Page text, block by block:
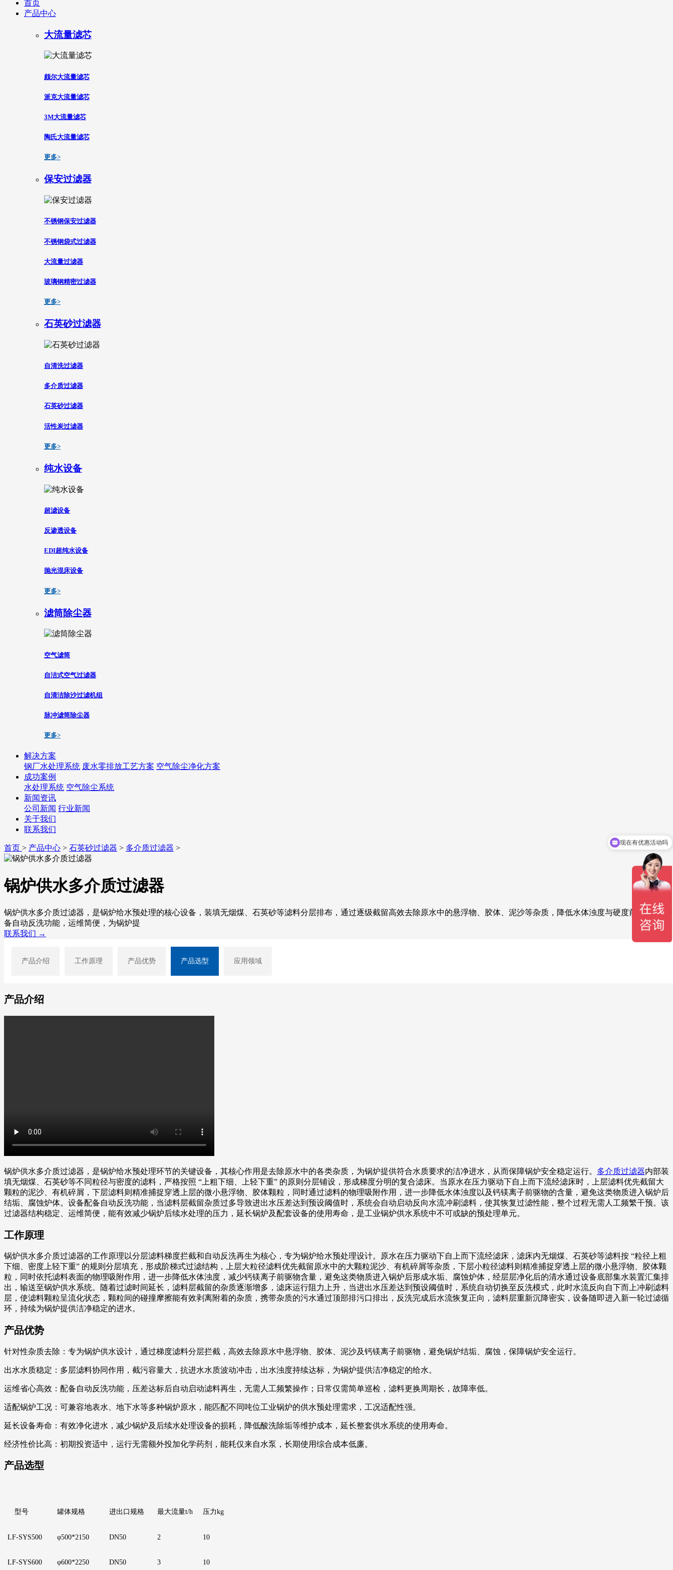
首页
产品中心
大流量滤芯
颇尔大流量滤芯
派克大流量滤芯
3M大流量滤芯
陶氏大流量滤芯
更多>
保安过滤器
不锈钢保安过滤器
不锈钢袋式过滤器
大流量过滤器
玻璃钢精密过滤器
更多>
石英砂过滤器
自清洗过滤器
多介质过滤器
石英砂过滤器
活性炭过滤器
更多>
纯水设备
超滤设备
反渗透设备
EDI超纯水设备
抛光混床设备
更多>
滤筒除尘器
空气滤筒
自洁式空气过滤器
自清洁除沙过滤机组
脉冲滤筒除尘器
更多>
解决方案
钢厂水处理系统 废水零排放工艺方案 空气除尘净化方案
成功案例
水处理系统 空气除尘系统
新闻资讯
公司新闻 行业新闻
关于我们
联系我们
首页 > 产品中心 > 石英砂过滤器 > 多介质过滤器 >
锅炉供水多介质过滤器
锅炉供水多介质过滤器，是锅炉给水预处理的核心设备，装填无烟煤、石英砂等滤料分层排布，通过逐级截留高效去除原水中的悬浮物、胶体、泥沙等杂质，降低水体浊度与硬度前驱物，配
备自动反洗功能，运维简便，为锅炉提
联系我们 →
产品介绍 工作原理 产品优势 产品选型 应用领域
产品介绍
锅炉供水多介质过滤器，是锅炉给水预处理环节的关键设备，其核心作用是去除原水中的各类杂质，为锅炉提供符合水质要求的洁净进水，从而保障锅炉安全稳定运行。 多介质过滤器内部装
填无烟煤、石英砂等不同粒径与密度的滤料，严格按照 “上粗下细、上轻下重” 的原则分层铺设，形成梯度分明的复合滤床。当原水在压力驱动下自上而下流经滤床时，上层滤料优先截留大
颗粒的泥沙、有机碎屑，下层滤料则精准捕捉穿透上层的微小悬浮物、胶体颗粒，同时通过滤料的物理吸附作用，进一步降低水体浊度以及钙镁离子前驱物的含量，避免这类物质进入锅炉后
结垢、腐蚀炉体。设备配备自动反洗功能，当滤料层截留杂质过多导致进出水压差达到预设阈值时，系统会自动启动反向水流冲刷滤料，使其恢复过滤性能，整个过程无需人工频繁干预。该
过滤器结构稳定、运维简便，能有效减少锅炉后续水处理的压力，延长锅炉及配套设备的使用寿命，是工业锅炉供水系统中不可或缺的预处理单元。
工作原理
锅炉供水多介质过滤器的工作原理以分层滤料梯度拦截和自动反洗再生为核心，专为锅炉给水预处理设计。原水在压力驱动下自上而下流经滤床，滤床内无烟煤、石英砂等滤料按 “粒径上粗
下细、密度上轻下重” 的规则分层填充，形成阶梯式过滤结构，上层大粒径滤料优先截留原水中的大颗粒泥沙、有机碎屑等杂质，下层小粒径滤料则精准捕捉穿透上层的微小悬浮物、胶体颗
粒，同时依托滤料表面的物理吸附作用，进一步降低水体浊度，减少钙镁离子前驱物含量，避免这类物质进入锅炉后形成水垢、腐蚀炉体，经层层净化后的清水通过设备底部集水装置汇集排
出，输送至锅炉供水系统。随着过滤时间延长，滤料层截留的杂质逐渐增多，滤床运行阻力上升，当进出水压差达到预设阈值时，系统自动切换至反洗模式，此时水流反向自下而上冲刷滤料
层，使滤料颗粒呈流化状态，颗粒间的碰撞摩擦能有效剥离附着的杂质，携带杂质的污水通过顶部排污口排出，反洗完成后水流恢复正向，滤料层重新沉降密实，设备随即进入新一轮过滤循
环，持续为锅炉提供洁净稳定的进水。
产品优势
针对性杂质去除：专为锅炉供水设计，通过梯度滤料分层拦截，高效去除原水中悬浮物、胶体、泥沙及钙镁离子前驱物，避免锅炉结垢、腐蚀，保障锅炉安全运行。
出水水质稳定：多层滤料协同作用，截污容量大，抗进水水质波动冲击，出水浊度持续达标，为锅炉提供洁净稳定的给水。
运维省心高效：配备自动反洗功能，压差达标后自动启动滤料再生，无需人工频繁操作；日常仅需简单巡检，滤料更换周期长，故障率低。
适配锅炉工况：可兼容地表水、地下水等多种锅炉原水，能匹配不同吨位工业锅炉的供水预处理需求，工况适配性强。
延长设备寿命：有效净化进水，减少锅炉及后续水处理设备的损耗，降低酸洗除垢等维护成本，延长整套供水系统的使用寿命。
经济性价比高：初期投资适中，运行无需额外投加化学药剂，能耗仅来自水泵，长期使用综合成本低廉。
产品选型
型号 罐体规格 进出口规格 最大流量t/h 压力kg
LF-SYS500 φ500*2150 DN50 2 10
LF-SYS600 φ600*2250 DN50 3 10
现在有优惠活动吗